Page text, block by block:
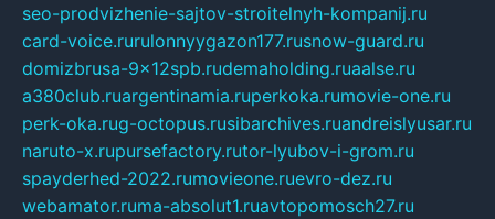
seo-prodvizhenie-sajtov-stroitelnyh-kompanij.ru
card-voice.rurulonnyygazon177.rusnow-guard.ru
domizbrusa-9x12spb.rudemaholding.ruaalse.ru
a380club.ruargentinamia.ruperkoka.rumovie-one.ru
perk-oka.rug-octopus.rusibarchives.ruandreislyusar.ru
naruto-x.rupursefactory.rutor-lyubov-i-grom.ru
spayderhed-2022.rumovieone.ruevro-dez.ru
webamator.ruma-absolut1.ruavtopomosch27.ru